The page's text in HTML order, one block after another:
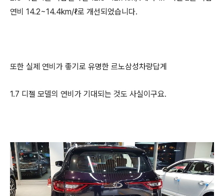
연비 14.2~14.4km/ℓ로 개선되었습니다.
또한 실제 연비가 좋기로 유명한 르노삼성차량답게
1.7 디젤 모델의 연비가 기대되는 것도 사실이구요.